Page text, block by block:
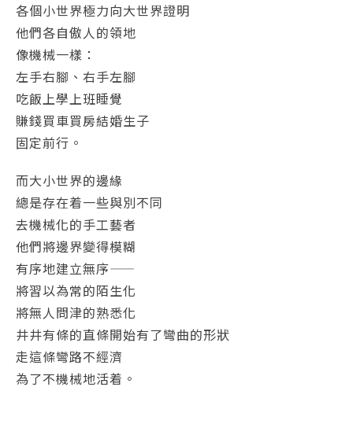
各個小世界極力向大世界證明
他們各自傲人的領地
像機械一樣：
左手右腳、右手左腳
吃飯上學上班睡覺
賺錢買車買房結婚生子
固定前行。
而大小世界的邊緣
總是存在着一些與別不同
去機械化的手工藝者
他們將邊界變得模糊
有序地建立無序——
將習以為常的陌生化
將無人問津的熟悉化
井井有條的直條開始有了彎曲的形狀
走這條彎路不經濟
為了不機械地活着。